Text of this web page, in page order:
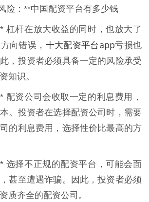
险：**中国配资平台有多少钱
杠杆在放大收益的同时，也放大了
向错误， 十大配资平台app亏损也
，投资者必须具备一定的风险承受
知识。
配资公司会收取一定的利息费用，
。投资者在选择配资公司时，需要
的利息费用，选择性价比最高的方
选择不正规的配资平台，可能会面
甚至遭遇诈骗。因此，投资者必须
质齐全的配资公司。